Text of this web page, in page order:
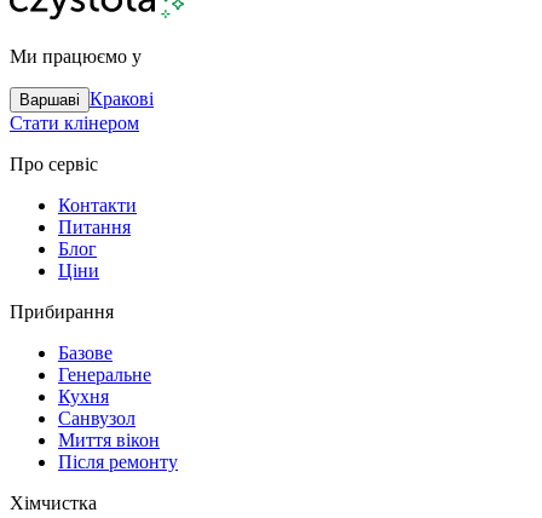
Ми працюємо у
Варшаві Кракові
Стати клінером
Про сервіс
Контакти
Питання
Блог
Ціни
Прибирання
Базове
Генеральне
Кухня
Санвузол
Миття вікон
Після ремонту
Хімчистка